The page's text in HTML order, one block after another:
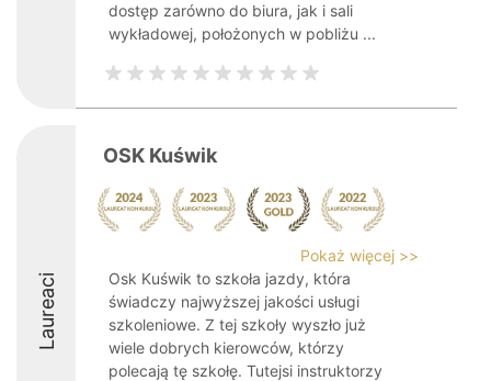
dostęp zarówno do biura, jak i sali
wykładowej, położonych w pobliżu ...
Laureaci
OSK Kuświk
Pokaż więcej >>
Osk Kuświk to szkoła jazdy, która
świadczy najwyższej jakości usługi
szkoleniowe. Z tej szkoły wyszło już
wiele dobrych kierowców, którzy
polecają tę szkołę. Tutejsi instruktorzy